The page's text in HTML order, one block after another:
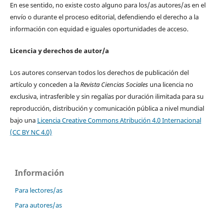
En ese sentido, no existe costo alguno para los/as autores/as en el
envío o durante el proceso editorial, defendiendo el derecho a la
información con equidad e iguales oportunidades de acceso.
Licencia y derechos de autor/a
Los autores conservan todos los derechos de publicación del
artículo y conceden a laRevista Ciencias Socialesuna licencia no
exclusiva, intrasferible y sin regalías por duración ilimitada para su
reproducción, distribución y comunicación pública a nivel mundial
bajo una Licencia Creative Commons Atribución 4.0 Internacional
(CC BY NC 4.0)
Información
Para lectores/as
Para autores/as